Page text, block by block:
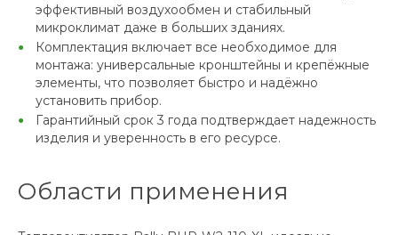
эффективный воздухообмен и стабильный
микроклимат даже в больших зданиях.
Комплектация включает все необходимое для
монтажа: универсальные кронштейны и крепёжные
элементы, что позволяет быстро и надёжно
установить прибор.
Гарантийный срок 3 года подтверждает надежность
изделия и уверенность в его ресурсе.
Области применения